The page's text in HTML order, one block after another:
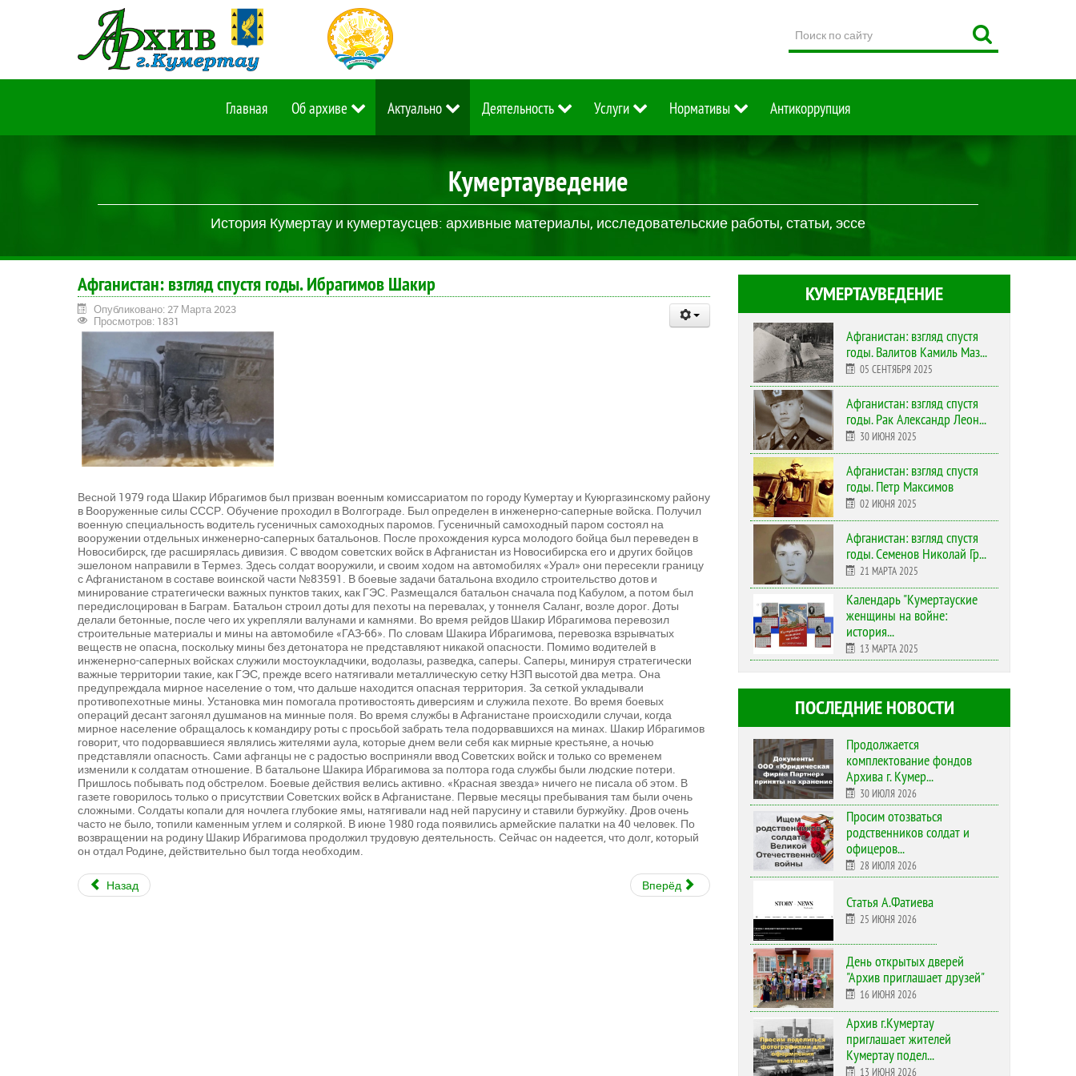
по
сайту
Главная Об архиве Актуально Деятельность Услуги Нормативы Антикоррупция
Кумертауведение
История Кумертау и кумертаусцев: архивные материалы, исследовательские работы, статьи, эссе
Афганистан: взгляд спустя годы. Ибрагимов Шакир
Опубликовано: 27 Марта 2023
Просмотров: 1831
Весной 1979 года Шакир Ибрагимов был призван военным комиссариатом по городу Кумертау и Куюргазинскому району
в Вооруженные силы СССР. Обучение проходил в Волгограде. Был определен в инженерно-саперные войска. Получил
военную специальность водитель гусеничных самоходных паромов. Гусеничный самоходный паром состоял на
вооружении отдельных инженерно-саперных батальонов. После прохождения курса молодого бойца был переведен в
Новосибирск, где расширялась дивизия. С вводом советских войск в Афганистан из Новосибирска его и других бойцов
эшелоном направили в Термез. Здесь солдат вооружили, и своим ходом на автомобилях «Урал» они пересекли границу
с Афганистаном в составе воинской части №83591. В боевые задачи батальона входило строительство дотов и
минирование стратегически важных пунктов таких, как ГЭС. Размещался батальон сначала под Кабулом, а потом был
передислоцирован в Баграм. Батальон строил доты для пехоты на перевалах, у тоннеля Саланг, возле дорог. Доты
делали бетонные, после чего их укрепляли валунами и камнями. Во время рейдов Шакир Ибрагимова перевозил
строительные материалы и мины на автомобиле «ГАЗ-66». По словам Шакира Ибрагимова, перевозка взрывчатых
веществ не опасна, поскольку мины без детонатора не представляют никакой опасности. Помимо водителей в
инженерно-саперных войсках служили мостоукладчики, водолазы, разведка, саперы. Саперы, минируя стратегически
важные территории такие, как ГЭС, прежде всего натягивали металлическую сетку НЗП высотой два метра. Она
предупреждала мирное население о том, что дальше находится опасная территория. За сеткой укладывали
противопехотные мины. Установка мин помогала противостоять диверсиям и служила пехоте. Во время боевых
операций десант загонял душманов на минные поля. Во время службы в Афганистане происходили случаи, когда
мирное население обращалось к командиру роты с просьбой забрать тела подорвавшихся на минах. Шакир Ибрагимов
говорит, что подорвавшиеся являлись жителями аула, которые днем вели себя как мирные крестьяне, а ночью
представляли опасность. Сами афганцы не с радостью восприняли ввод Советских войск и только со временем
изменили к солдатам отношение. В батальоне Шакира Ибрагимова за полтора года службы были людские потери.
Пришлось побывать под обстрелом. Боевые действия велись активно. «Красная звезда» ничего не писала об этом. В
газете говорилось только о присутствии Советских войск в Афганистане. Первые месяцы пребывания там были очень
сложными. Солдаты копали для ночлега глубокие ямы, натягивали над ней парусину и ставили буржуйку. Дров очень
часто не было, топили каменным углем и соляркой. В июне 1980 года появились армейские палатки на 40 человек. По
возвращении на родину Шакир Ибрагимова продолжил трудовую деятельность. Сейчас он надеется, что долг, который
он отдал Родине, действительно был тогда необходим.
Назад Вперёд
КУМЕРТАУВЕДЕНИЕ
Афганистан: взгляд спустя
годы. Валитов Камиль Маз...
05 СЕНТЯБРЯ 2025
Афганистан: взгляд спустя
годы. Рак Александр Леон...
30 ИЮНЯ 2025
Афганистан: взгляд спустя
годы. Петр Максимов
02 ИЮНЯ 2025
Афганистан: взгляд спустя
годы. Семенов Николай Гр...
21 МАРТА 2025
Календарь "Кумертауские
женщины на войне:
история...
13 МАРТА 2025
ПОСЛЕДНИЕ НОВОСТИ
Продолжается
комплектование фондов
Архива г. Кумер...
30 ИЮЛЯ 2026
Просим отозваться
родственников солдат и
офицеров...
28 ИЮЛЯ 2026
Статья А.Фатиева
25 ИЮНЯ 2026
День открытых дверей
"Архив приглашает друзей"
16 ИЮНЯ 2026
Архив г.Кумертау
приглашает жителей
Кумертау подел...
13 ИЮНЯ 2026